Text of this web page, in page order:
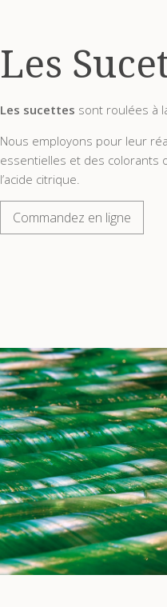
Les
Les sucettes sont roulées à
Nous employons pour leur
essentielles et des colorants
l’acide citrique.
Commandez en ligne